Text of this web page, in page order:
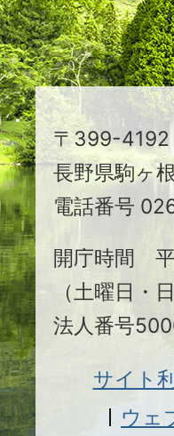
〒399-4192
長野県駒ヶ
電話番号
開庁時間
（土曜日・
法人番号
サイト
ウェ